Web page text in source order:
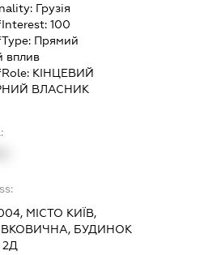
Грузія
100
Прямий
вплив
КІНЦЕВИЙ
ВЛАСНИК
МІСТО КИЇВ,
БУДИНОК